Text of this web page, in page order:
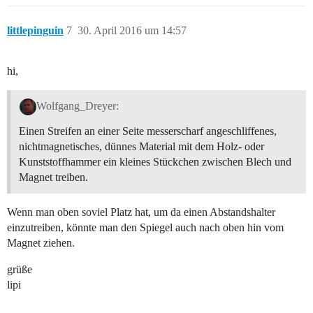
littlepinguin 30. April 2016 um 14:57
7
hi,
Wolfgang_Dreyer:
Einen Streifen an einer Seite messerscharf angeschliffenes,
nichtmagnetisches, dünnes Material mit dem Holz- oder
Kunststoffhammer ein kleines Stückchen zwischen Blech und
Magnet treiben.
Wenn man oben soviel Platz hat, um da einen Abstandshalter
einzutreiben, könnte man den Spiegel auch nach oben hin vom
Magnet ziehen.
grüße
lipi